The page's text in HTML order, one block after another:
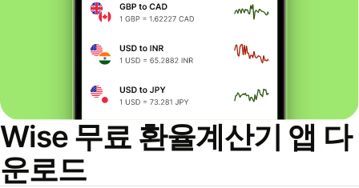
Wise 무료 환율계산기 앱 다
운로드